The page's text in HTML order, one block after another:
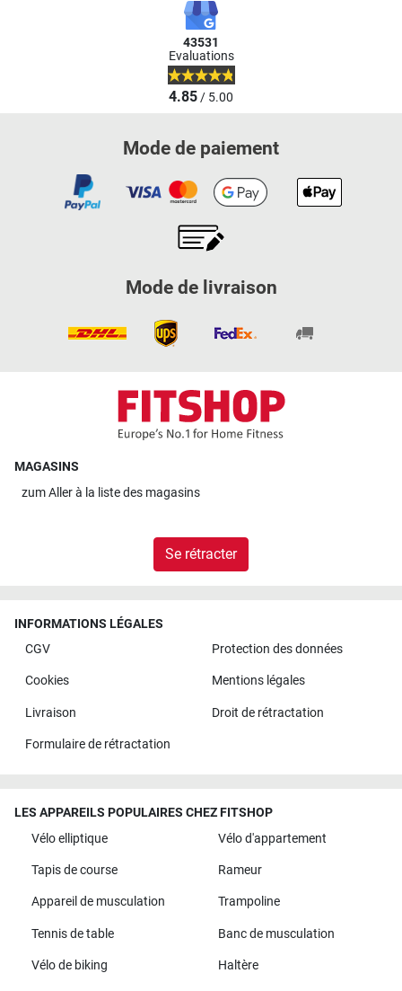
43531
Evaluations
4.85/ 5.00
Mode de paiement
Mode de livraison
MAGASINS
zumAller à la liste des magasins
Se rétracter
INFORMATIONS LÉGALES
CGV
Protection des données
Cookies Mentions légales
Livraison Droit de rétractation
Formulaire de rétractation
LES APPAREILS POPULAIRES CHEZ FITSHOP
Vélo elliptique
Vélo d'appartement
Tapis de course Rameur
Appareil de musculation Trampoline
Tennis de table Banc de musculation
Vélo de biking Haltère